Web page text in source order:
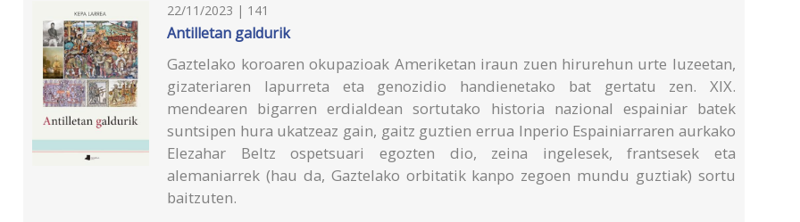
22/11/2023 | 141
Antilletan galdurik
Gaztelako koroaren okupazioak Ameriketan iraun zuen hirurehun urte luzeetan,
gizateriaren lapurreta eta genozidio handienetako bat gertatu zen. XIX.
mendearen bigarren erdialdean sortutako historia nazional espainiar batek
suntsipen hura ukatzeaz gain, gaitz guztien errua Inperio Espainiarraren aurkako
Elezahar Beltz ospetsuari egozten dio, zeina ingelesek, frantsesek eta
alemaniarrek (hau da, Gaztelako orbitatik kanpo zegoen mundu guztiak) sortu
baitzuten.